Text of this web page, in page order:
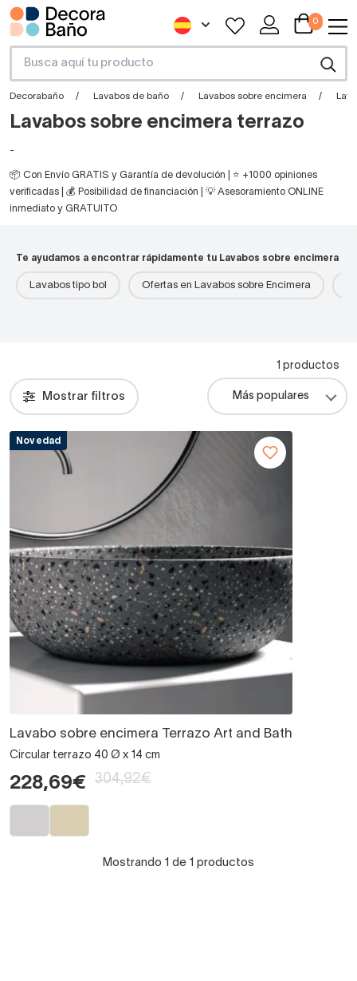
0
Decorabaño Lavabos de baño Lavabos sobre encimera
Lavabos sobre encimera terrazo
-
📦 Con Envío GRATIS y Garantía de devolución | ⭐ +1000 opiniones
verificadas | 💰 Posibilidad de financiación | 💡 Asesoramiento ONLINE
inmediato y GRATUITO
Te ayudamos a encontrar rápidamente tu Lavabos sobre encimera
Lavabos tipo bol Ofertas en Lavabos sobre Encimera
Mostrar filtros
1 productos
Novedad
Lavabo sobre encimera Terrazo Art and Bath
Circular terrazo 40 Ø x 14 cm
228,69€ 304,92€
Mostrando 1 de 1 productos